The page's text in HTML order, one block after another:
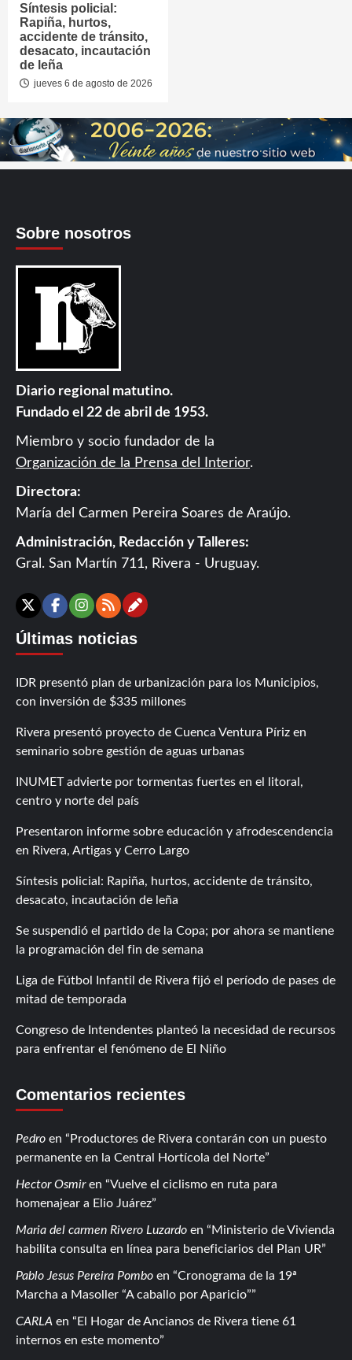
Síntesis policial:
Rapiña, hurtos,
accidente de tránsito,
desacato, incautación
de leña
jueves 6 de agosto de 2026
Sobre nosotros
Diario regional matutino.
Fundado el 22 de abril de 1953.
Miembro y socio fundador de la
Organización de la Prensa del Interior.
Directora:
María del Carmen Pereira Soares de Araújo.
Administración, Redacción y Talleres:
Gral. San Martín 711, Rivera - Uruguay.
X Facebook
Instagram
RSSContáctanos
Últimas noticias
IDR presentó plan de urbanización para los Municipios,
con inversión de $335 millones
Rivera presentó proyecto de Cuenca Ventura Píriz en
seminario sobre gestión de aguas urbanas
INUMET advierte por tormentas fuertes en el litoral,
centro y norte del país
Presentaron informe sobre educación y afrodescendencia
en Rivera, Artigas y Cerro Largo
Síntesis policial: Rapiña, hurtos, accidente de tránsito,
desacato, incautación de leña
Se suspendió el partido de la Copa; por ahora se mantiene
la programación del fin de semana
Liga de Fútbol Infantil de Rivera fijó el período de pases de
mitad de temporada
Congreso de Intendentes planteó la necesidad de recursos
para enfrentar el fenómeno de El Niño
Comentarios recientes
Pedro en
Productores de Rivera contarán con un puesto
permanente en la Central Hortícola del Norte
Hector Osmiren
Vuelve el ciclismo en ruta para
homenajear a Elio Juárez
Maria del carmen Rivero Luzardo en
Ministerio de Vivienda
habilita consulta en línea para beneficiarios del Plan UR
Pablo Jesus Pereira Pombo en
Cronograma de la 19ª
Marcha a Masoller “A caballo por Aparicio”
CARLA en
El Hogar de Ancianos de Rivera tiene 61
internos en este momento